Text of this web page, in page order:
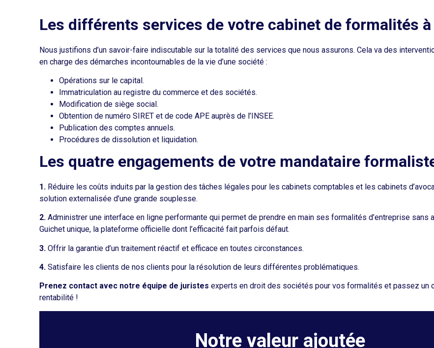
Les différents services de votre cabinet de formalités
Nous justifions d’un savoir-faire indiscutable sur la totalité des services que nous assurons. Cela va des
en charge des démarches incontournables de la vie d’une société :
Opérations sur le capital.
Immatriculation au registre du commerce et des sociétés.
Modification de siège social.
Obtention de numéro SIRET et de code APE auprès de l’INSEE.
Publication des comptes annuels.
Procédures de dissolution et liquidation.
Les quatre engagements de votre mandataire
1. Réduire les coûts induits par la gestion des tâches légales pour les cabinets comptables et les cabinets
solution externalisée d’une grande souplesse.
2. Administrer une interface en ligne performante qui permet de prendre en main ses formalités d’entreprise sans
Guichet unique, la plateforme officielle dont l’efficacité fait parfois défaut.
3. Offrir la garantie d’un traitement réactif et efficace en toutes circonstances.
4. Satisfaire les clients de nos clients pour la résolution de leurs différentes problématiques.
Prenez contact avec notre équipe de juristes experts en droit des sociétés pour vos formalités et passez un
rentabilité !
Notre valeur ajoutée